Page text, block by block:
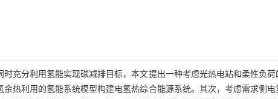
充分利用氢能实现碳减排目标，本文提出一种考虑光热电站和柔性负荷
热利用的氢能系统模型构建电氢热综合能源系统。其次，考虑需求侧电